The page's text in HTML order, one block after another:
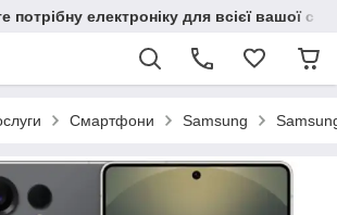
потрібну електроніку для всієї вашої
Смартфони Samsung